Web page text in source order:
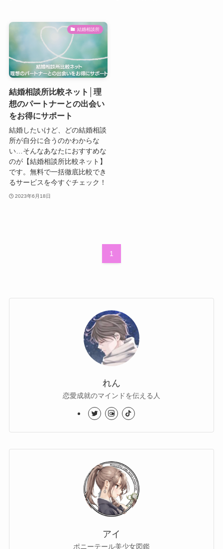
結婚相談所
結婚相談所比較ネット│理
想のパートナーとの出会い
をお得にサポート
結婚したいけど、どの結婚相談
所が自分に合うのかわからな
い…そんなあなたにおすすめな
のが【結婚相談所比較ネット】
です。無料で一括徹底比較でき
るサービスを今すぐチェック！
2023年6月18日
1
れん
恋愛成就のマインドを伝える人
アイ
ポニーテール美少女図鑑